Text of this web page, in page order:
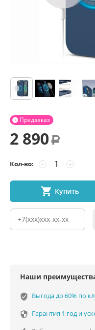
Предзаказ

2 890 Р
Кол-во: +
−
Купить
Наши
verified_user Выгода до 60% по
 Гарантия 1 год и